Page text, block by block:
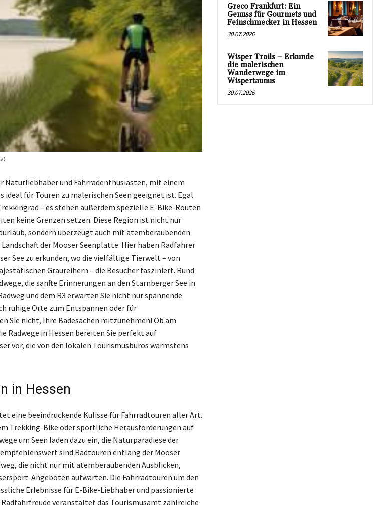
Naturliebhaber und Fahrradenthusiasten, mit einem
ideal für Touren zu malerischen Seen geeignet ist. Egal
– es stehen außerdem spezielle E-Bike-Routen
keine Grenzen setzen. Diese Region ist nicht nur
sondern überzeugt auch mit atemberaubenden
der Mooser Seenplatte. Hier haben Radfahrer
See zu erkunden, wo die vielfältige Tierwelt – von
Graureihern – die Besucher fasziniert. Rund
die sanfte Erinnerungen an den Starnberger See in
und dem R3 erwarten Sie nicht nur spannende
ruhige Orte zum Entspannen oder für
Sie nicht, Ihre Badesachen mitzunehmen! Ob am
Radwege in Hessen bereiten Sie perfekt auf
vor, die von den lokalen Tourismusbüros wärmstens
in Hessen
eine beeindruckende Kulisse für Fahrradtouren aller Art.
Trekking-Bike oder sportliche Herausforderungen auf
um Seen laden dazu ein, die Naturparadiese der
sind Radtouren entlang der Mooser
die nicht nur mit atemberaubenden Ausblicken,
Angeboten aufwarten. Die Fahrradtouren um den
Erlebnisse für E-Bike-Liebhaber und passionierte
veranstaltet das Tourismusamt zahlreiche
Greco Frankfurt: Ein
Genuss für Gourmets und
Feinschmecker in Hessen
30.07.2026
Wisper Trails – Erkunde
die malerischen
Wanderwege im
Wispertaunus
30.07.2026